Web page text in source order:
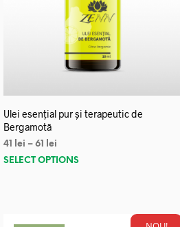
Ulei esențial pur și terapeutic de
Bergamotă
41 lei –61
lei
SELECT OPTIONS